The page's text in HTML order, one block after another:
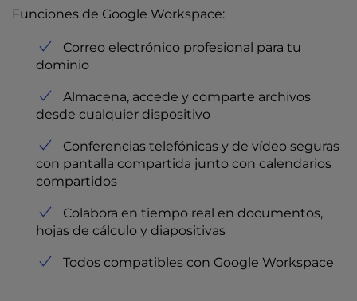
Funciones de Google Workspace:
Correo electrónico profesional para tu
dominio
Almacena, accede y comparte archivos
desde cualquier dispositivo
Conferencias telefónicas y de vídeo seguras
con pantalla compartida junto con calendarios
compartidos
Colabora en tiempo real en documentos,
hojas de cálculo y diapositivas
Todos compatibles con Google Workspace